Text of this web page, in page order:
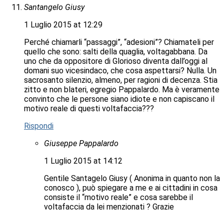
Santangelo Giusy
1 Luglio 2015 at 12:29
Perché chiamarli “passaggi”, “adesioni”? Chiamateli per
quello che sono: salti della quaglia, voltagabbana. Da
uno che da oppositore di Glorioso diventa dall’oggi al
domani suo vicesindaco, che cosa aspettarsi? Nulla. Un
sacrosanto silenzio, almeno, per ragioni di decenza. Stia
zitto e non blateri, egregio Pappalardo. Ma è veramente
convinto che le persone siano idiote e non capiscano il
motivo reale di questi voltafaccia???
Rispondi
Giuseppe Pappalardo
1 Luglio 2015 at 14:12
Gentile Santagelo Giusy ( Anonima in quanto non la
conosco ), può spiegare a me e ai cittadini in cosa
consiste il “motivo reale” e cosa sarebbe il
voltafaccia da lei menzionati ? Grazie